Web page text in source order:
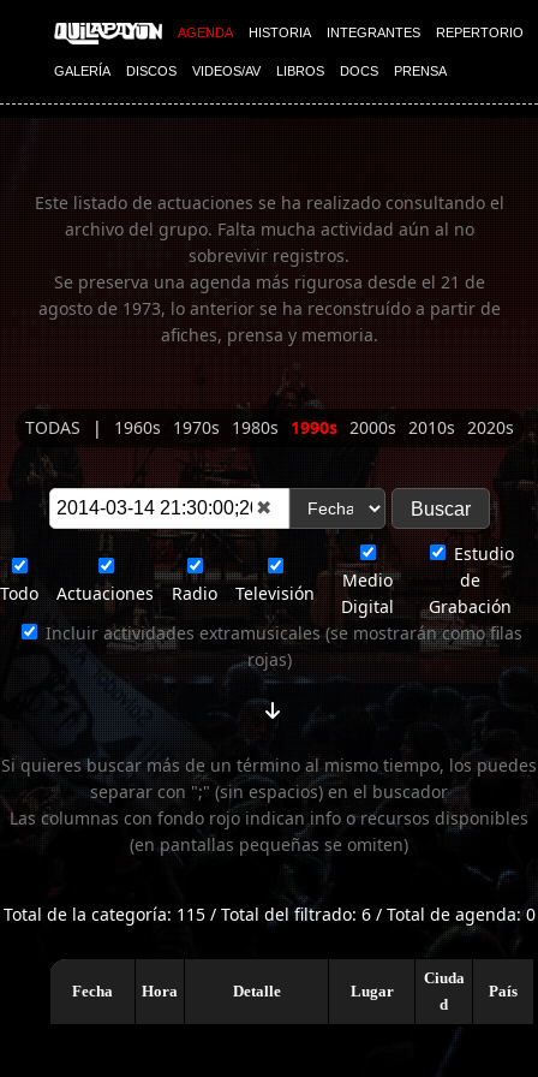
AGENDA HISTORIA INTEGRANTES REPERTORIO
GALERÍA DISCOS VIDEOS/AV LIBROS DOCS PRENSA
Imagen 01
Este listado de actuaciones se ha realizado consultando el
archivo del grupo. Falta mucha actividad aún al no
sobrevivir registros.
Se preserva una agenda más rigurosa desde el 21 de
agosto de 1973, lo anterior se ha reconstruído a partir de
afiches, prensa y memoria.
TODAS | 1960s 1970s 1980s 1990s 2000s 2010s 2020s
✖
Todo Actuaciones Radio Televisión
Medio
Digital
Estudio
de
Grabación
Incluir actividades extramusicales (se mostrarán como filas
rojas)
Si quieres buscar más de un término al mismo tiempo, los puedes
separar con ";" (sin espacios) en el buscador
Las columnas con fondo rojo indican info o recursos disponibles
(en pantallas pequeñas se omiten)
Total de la categoría: 115 / Total del filtrado: 6 / Total de agenda: 0
Fecha Hora Detalle Lugar
Ciuda
d
País